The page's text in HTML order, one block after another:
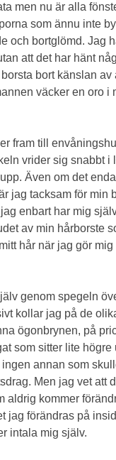
men nu är alla
som ännu inte
och bortglömd. Jag
att det har hänt
bort känslan av
väcker en oro i
fram till
vrider sig snabbt i
Även om det
jag tacksam för min
enbart har mig
av min hårborste
hår när jag gör
genom spegeln
kollar jag på de
ögonbrynen, på
som sitter lite högre
annan som
Men jag vet att
aldrig kommer
jag förändras på
intala mig själv.